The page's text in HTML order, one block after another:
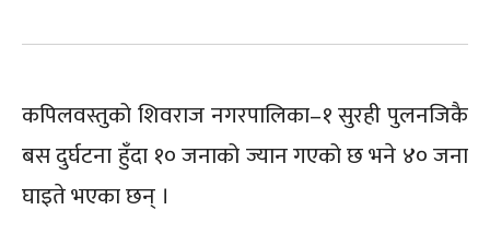
कपिलवस्तुको शिवराज नगरपालिका–१ सुरही पुलनजिकै
बस दुर्घटना हुँदा १० जनाको ज्यान गएको छ भने ४० जना
घाइते भएका छन् ।